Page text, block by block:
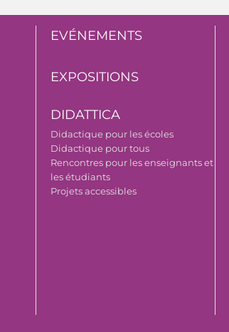
EVÉNEMENTS
EXPOSITIONS
DIDATTICA
Didactique pour les écoles
Didactique pour tous
Rencontres pour les enseignants et
les étudiants
Projets accessibles